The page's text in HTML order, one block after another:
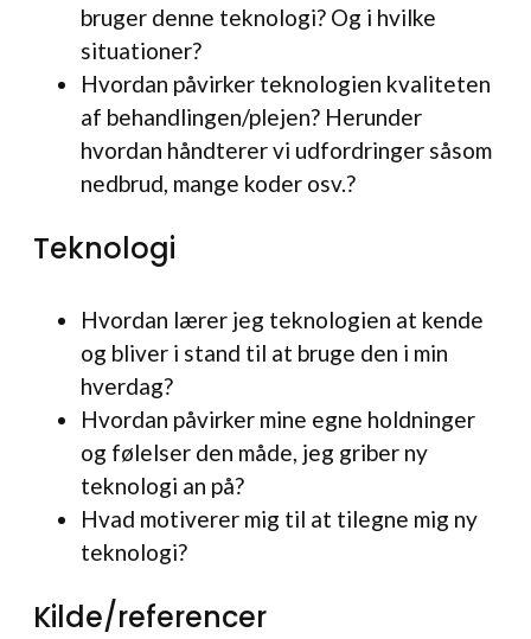
bruger denne teknologi? Og i hvilke
situationer?
Hvordan påvirker teknologien kvaliteten
af behandlingen/plejen? Herunder
hvordan håndterer vi udfordringer såsom
nedbrud, mange koder osv.?
Teknologi
Hvordan lærer jeg teknologien at kende
og bliver i stand til at bruge den i min
hverdag?
Hvordan påvirker mine egne holdninger
og følelser den måde, jeg griber ny
teknologi an på?
Hvad motiverer mig til at tilegne mig ny
teknologi?
Kilde/referencer